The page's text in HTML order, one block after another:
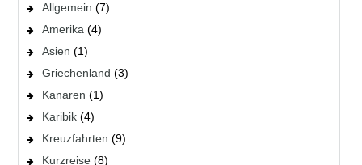
Allgemein (7)
Amerika (4)
Asien (1)
Griechenland (3)
Kanaren (1)
Karibik (4)
Kreuzfahrten (9)
Kurzreise (8)